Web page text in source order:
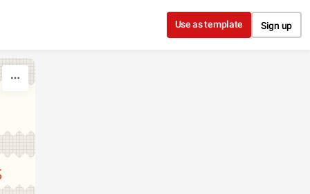
Use as template Sign up